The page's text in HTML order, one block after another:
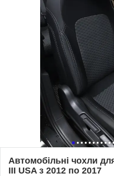
Автомобільні чохли
III USA з 2012 по 2017